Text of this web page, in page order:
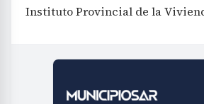
Instituto Provincial de la